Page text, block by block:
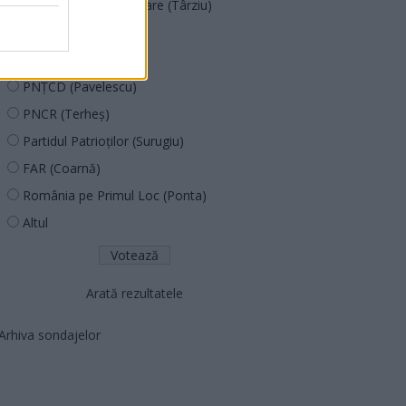
Acțiunea Conservatoare (Târziu)
PNȚCD (Pavelescu)
PNCR (Terheș)
Partidul Patrioților (Surugiu)
FAR (Coarnă)
România pe Primul Loc (Ponta)
Altul
Arată rezultatele
sondajelor